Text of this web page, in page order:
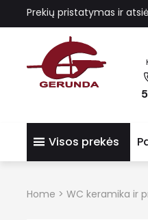
Prekių pristatymas ir
Visos prekės
Home > WC keramika ir